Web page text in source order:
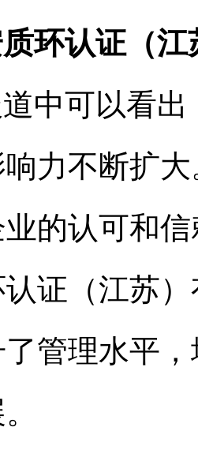
环认证（
中可以看
力不断扩
的认可和
证（江苏
管理水平